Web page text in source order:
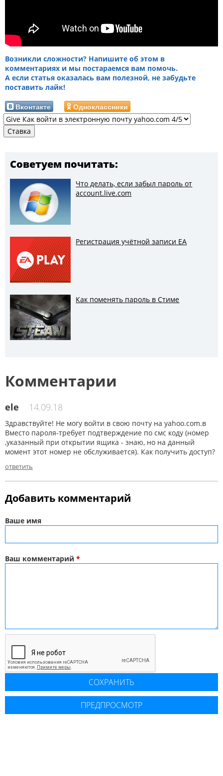
Возникли сложности? Напишите об этом в
комментариях и мы постараемся вам помочь.
А если статья оказалась вам полезной, не забудьте
поставить лайк!
Вконтакте Одноклассники
Советуем почитать:
Что делать, если забыл пароль от
account.live.com
Регистрация учётной записи EA
Как поменять пароль в Стиме
Комментарии
ele 14.09.18
Здравствуйте! Не могу войти в свою почту на yahoo.com.в
Вместо пароля-требует подтверждение по смс коду (номер
,указанный при открытии ящика - знаю, но на данный
момент этот номер не обслуживается). Как получить доступ?
ответить
Добавить комментарий
Ваше имя
Ваш комментарий *